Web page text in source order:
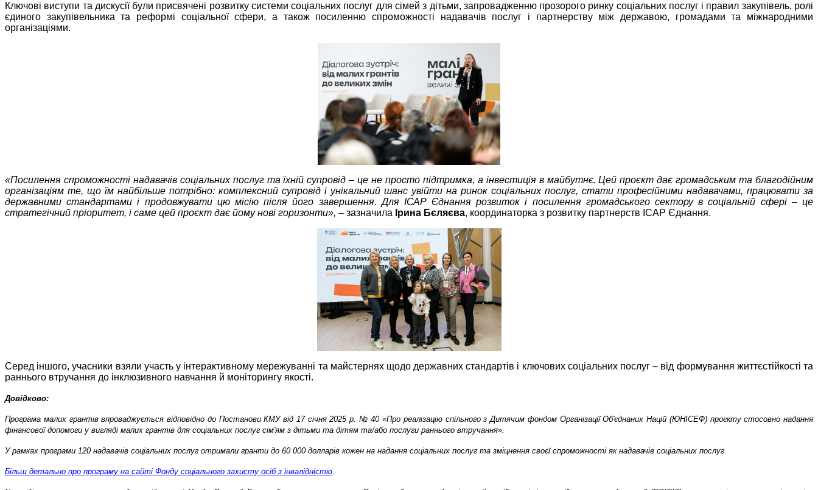
Ключові виступи та дискусії були присвячені розвитку системи соціальних послуг для сімей з дітьми, запровадженню прозорого ринку соціальних послуг і правил закупівель, ролі
єдиного закупівельника та реформі соціальної сфери, а також посиленню спроможності надавачів послуг і партнерству між державою, громадами та міжнародними
організаціями.
«Посилення спроможності надавачів соціальних послуг та їхній супровід – це не просто підтримка, а інвестиція в майбутнє. Цей проєкт дає громадським та благодійним
організаціям те, що їм найбільше потрібно: комплексний супровід і унікальний шанс увійти на ринок соціальних послуг, стати професійними надавачами, працювати за
державними стандартами і продовжувати цю місію після його завершення. Для ІСАР Єднання розвиток і посилення громадського сектору в соціальній сфері – це
стратегічний пріоритет, і саме цей проєкт дає йому нові горизонти», – зазначила Ірина Бєляєва, координаторка з розвитку партнерств ІСАР Єднання.
Серед іншого, учасники взяли участь у інтерактивному мережуванні та майстернях щодо державних стандартів і ключових соціальних послуг – від формування життєстійкості та
раннього втручання до інклюзивного навчання й моніторингу якості.
Довідково:
Програма малих грантів впроваджується відповідно до Постанови КМУ від 17 січня 2025 р. № 40 «Про реалізацію спільного з Дитячим фондом Організації Об'єднаних Націй (ЮНІСЕФ) проєкту стосовно надання
фінансової допомоги у вигляді малих грантів для соціальних послуг сім'ям з дітьми та дітям та/або послуги раннього втручання».
У рамках програми 120 надавачів соціальних послуг отримали гранти до 60 000 долларів кожен на надання соціальних послуг та зміцнення своєї спроможності як надавачів соціальних послуг.
Більш детально про програму на сайті Фонду соціального захисту осіб з інвалідністю.